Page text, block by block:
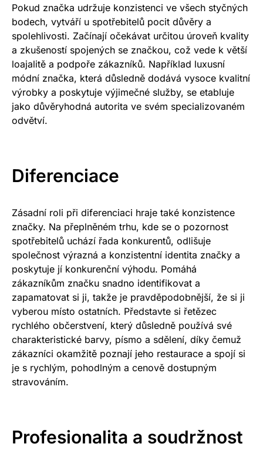
Pokud značka udržuje konzistenci ve všech styčných
bodech, vytváří u spotřebitelů pocit důvěry a
spolehlivosti. Začínají očekávat určitou úroveň kvality
a zkušeností spojených se značkou, což vede k větší
loajalitě a podpoře zákazníků. Například luxusní
módní značka, která důsledně dodává vysoce kvalitní
výrobky a poskytuje výjimečné služby, se etabluje
jako důvěryhodná autorita ve svém specializovaném
odvětví.
Diferenciace
Zásadní roli při diferenciaci hraje také konzistence
značky. Na přeplněném trhu, kde se o pozornost
spotřebitelů uchází řada konkurentů, odlišuje
společnost výrazná a konzistentní identita značky a
poskytuje jí konkurenční výhodu. Pomáhá
zákazníkům značku snadno identifikovat a
zapamatovat si ji, takže je pravděpodobnější, že si ji
vyberou místo ostatních. Představte si řetězec
rychlého občerstvení, který důsledně používá své
charakteristické barvy, písmo a sdělení, díky čemuž
zákazníci okamžitě poznají jeho restaurace a spojí si
je s rychlým, pohodlným a cenově dostupným
stravováním.
Profesionalita a soudržnost